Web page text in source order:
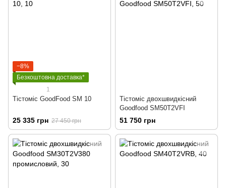
−8%
Безкоштовна доставка*
1
Тістоміс GoodFood SM 10
25 335 грн 27 450 грн
Тістоміс двохшвидкісний
Goodfood SM50T2VFI
51 750 грн